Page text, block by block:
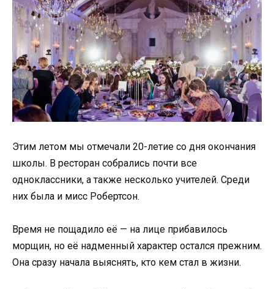
Этим летом мы отмечали 20-летие со дня окончания
школы. В ресторан собрались почти все
одноклассники, а также несколько учителей. Среди
них была и мисс Робертсон.
Время не пощадило её — на лице прибавилось
морщин, но её надменный характер остался прежним.
Она сразу начала выяснять, кто кем стал в жизни.